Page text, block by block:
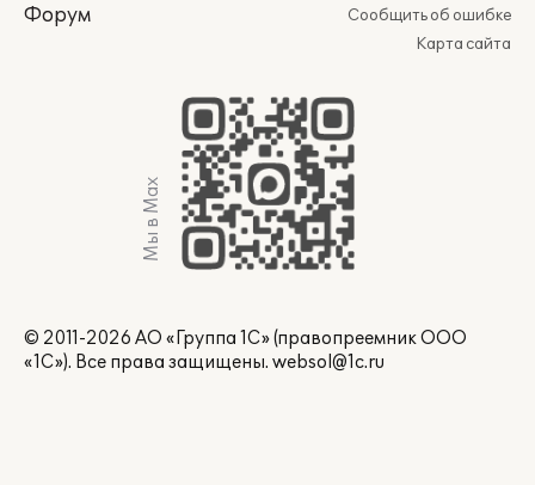
Форум
Сообщить об ошибке
Карта сайта
Мы в Max
© 2011-2026 АО «Группа 1С» (правопреемник ООО
«1С»). Все права защищены. websol@1c.ru